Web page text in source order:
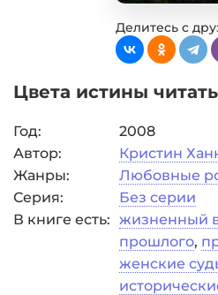
Делитесь с
Цвета истины читать
Год:
2008
Автор:
Кристин
Жанры:
Любовные
Серия:
Без серии
В книге есть: жизненный
прошлого,
женские